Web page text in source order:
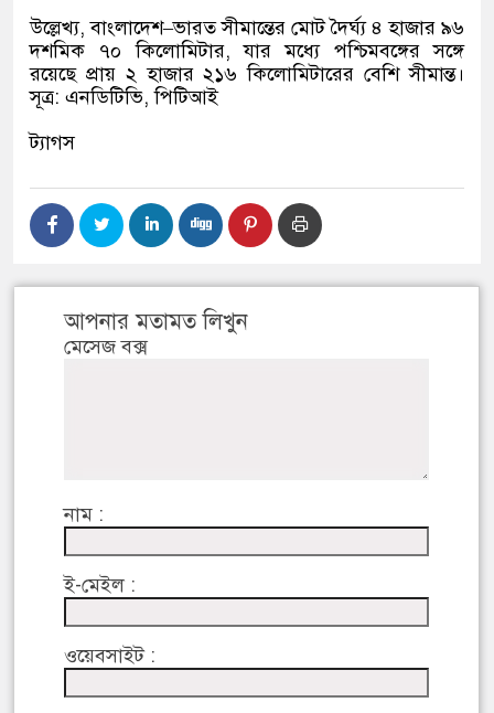
উল্লেখ্য,বাংলাদেশ–ভারত সীমান্তের মোট দৈর্ঘ্য ৪ হাজার ৯৬
দশমিক ৭০ কিলোমিটার,যার মধ্যে পশ্চিমবঙ্গের সঙ্গে
রয়েছে প্রায় ২ হাজার ২১৬ কিলোমিটারের বেশি সীমান্ত।
সূত্র: এনডিটিভি,পিটিআই
ট্যাগস
আপনার মতামত লিখুন
মেসেজ বক্স
নাম :
ই-মেইল :
ওয়েবসাইট :